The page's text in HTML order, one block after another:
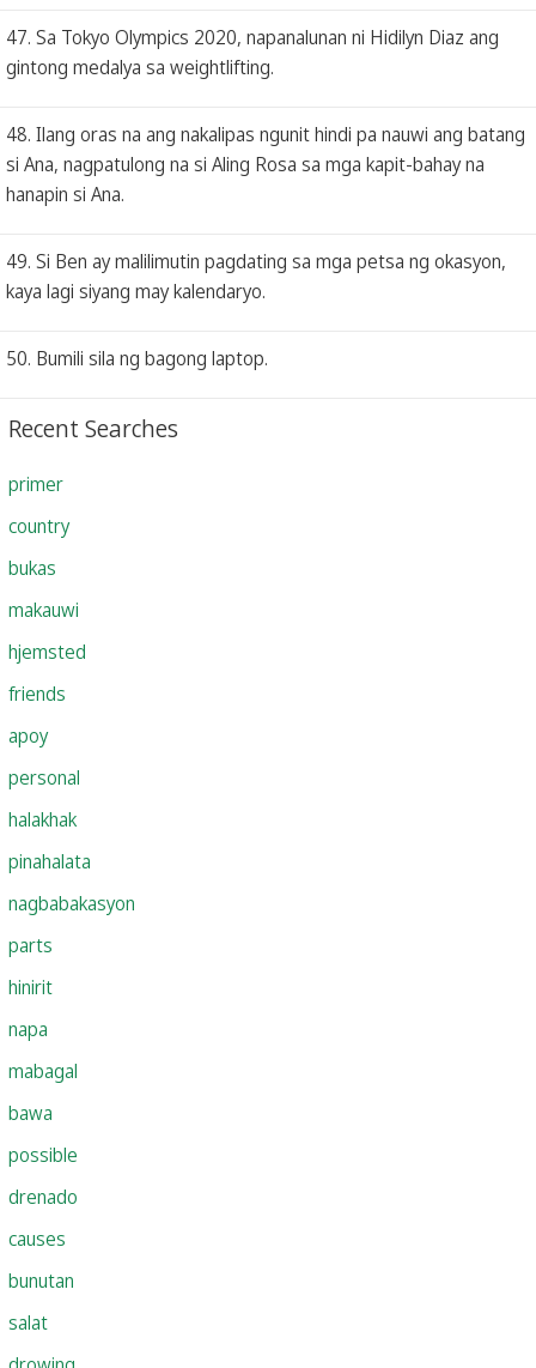
47. Sa Tokyo Olympics 2020, napanalunan ni Hidilyn Diaz ang
gintong medalya sa weightlifting.
48. Ilang oras na ang nakalipas ngunit hindi pa nauwi ang batang
si Ana, nagpatulong na si Aling Rosa sa mga kapit-bahay na
hanapin si Ana.
49. Si Ben ay malilimutin pagdating sa mga petsa ng okasyon,
kaya lagi siyang may kalendaryo.
50. Bumili sila ng bagong laptop.
Recent Searches
primer
country
bukas
makauwi
hjemsted
friends
apoy
personal
halakhak
pinahalata
nagbabakasyon
parts
hinirit
napa
mabagal
bawa
possible
drenado
causes
bunutan
salat